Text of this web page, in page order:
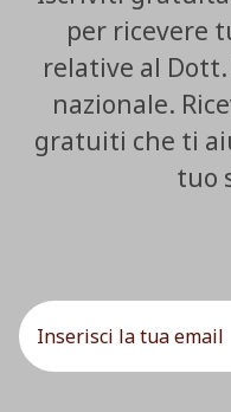
per ricevere
relative al
nazionale.
gratuiti che ti
tuo